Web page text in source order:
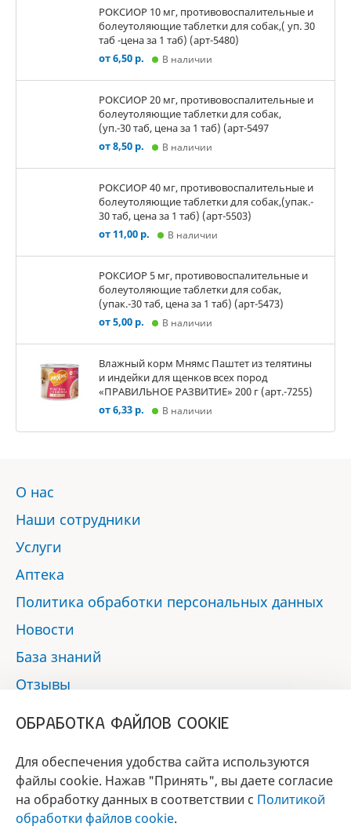
РОКСИОР 10 мг, противовоспалительные и
болеутоляющие таблетки для собак,( уп. 30
таб -цена за 1 таб) (арт-5480)
от 6,50 р.
В наличии
РОКСИОР 20 мг, противовоспалительные и
болеутоляющие таблетки для собак,
(уп.-30 таб, цена за 1 таб) (арт-5497
от 8,50 р.
В наличии
РОКСИОР 40 мг, противовоспалительные и
болеутоляющие таблетки для собак,(упак.-
30 таб, цена за 1 таб) (арт-5503)
от 11,00 р.
В наличии
РОКСИОР 5 мг, противовоспалительные и
болеутоляющие таблетки для собак,
(упак.-30 таб, цена за 1 таб) (арт-5473)
от 5,00 р.
В наличии
Влажный корм Мнямс Паштет из телятины
и индейки для щенков всех пород
«ПРАВИЛЬНОЕ РАЗВИТИЕ» 200 г (арт.-7255)
от 6,33 р.
В наличии
О нас
Наши сотрудники
Услуги
Аптека
Политика обработки персональных данных
Новости
База знаний
Отзывы
БРЕНД
ГОДА 2017 - 2019
ОБРАБОТКА ФАЙЛОВ COOKIE
Для обеспечения удобства сайта используются
файлы cookie. Нажав "Принять", вы даете согласие
на обработку данных в соответствии с Политикой
обработки файлов cookie.